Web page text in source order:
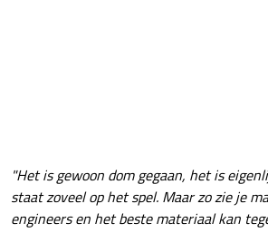
"Het is gewoon dom gegaan, het is
staat zoveel op het spel. Maar zo zie je
engineers en het beste materiaal kan